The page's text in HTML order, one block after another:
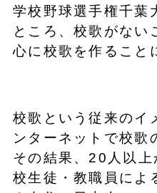
学校野球選手権千葉
ところ、校歌がない
心に校歌を作ること
校歌という従来のイ
ンターネットで校歌
その結果、20人以
校生徒・教職員によ